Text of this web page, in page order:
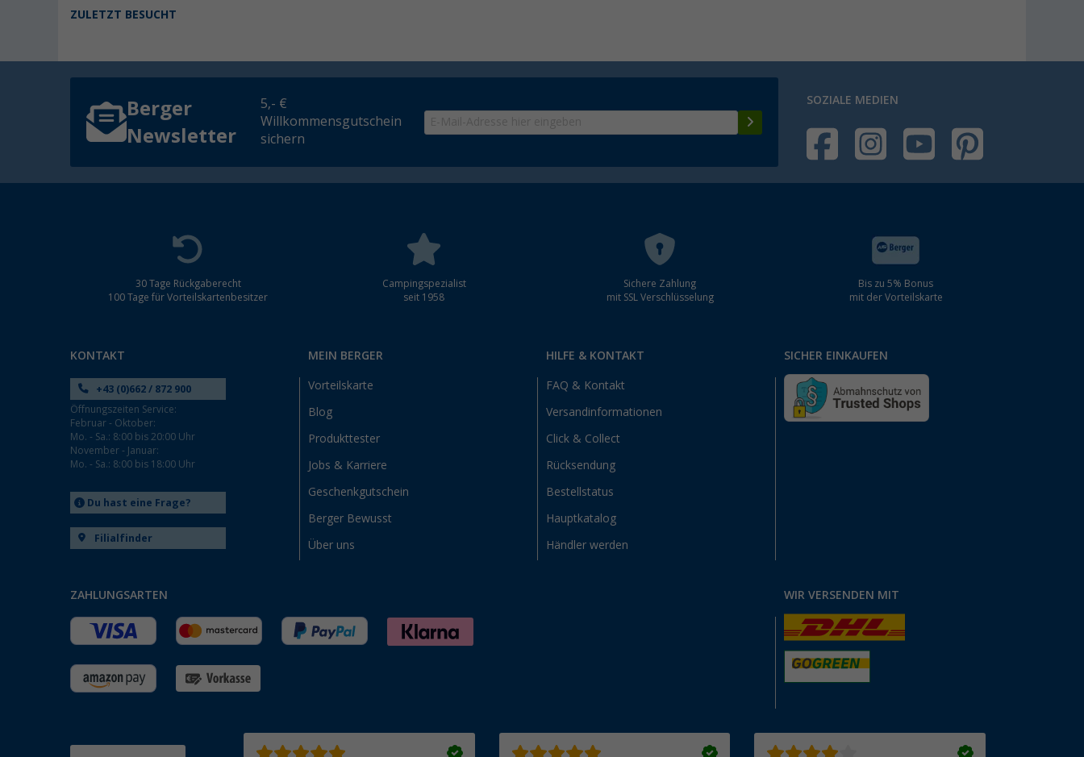
ZULETZT BESUCHT
Berger
Newsletter
5,- €
Willkommensgutschein
sichern
SOZIALE MEDIEN
30 Tage Rückgaberecht
100 Tage für Vorteilskartenbesitzer
Campingspezialist
seit 1958
Sichere Zahlung
mit SSL Verschlüsselung
Bis zu 5% Bonus
mit der Vorteilskarte
KONTAKT
+43 (0)662 / 872 900
Öffnungszeiten Service:
Februar - Oktober:
Mo. - Sa.: 8:00 bis 20:00 Uhr
November - Januar:
Mo. - Sa.: 8:00 bis 18:00 Uhr
Du hast eine Frage?
Filialfinder
MEIN BERGER
Vorteilskarte
Blog
Produkttester
Jobs & Karriere
Geschenkgutschein
Berger Bewusst
Über uns
HILFE & KONTAKT
FAQ & Kontakt
Versandinformationen
Click & Collect
Rücksendung
Bestellstatus
Hauptkatalog
Händler werden
SICHER EINKAUFEN
ZAHLUNGSARTEN WIR VERSENDEN MIT